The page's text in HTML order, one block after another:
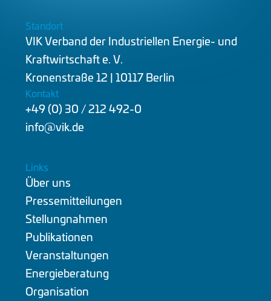
Standort
VIK Verband der Industriellen Energie- und
Kraftwirtschaft e. V.
Kronenstraße 12 | 10117 Berlin
Kontakt
+49 (0) 30 / 212 492-0
info@vik.de
Links
Über uns
Pressemitteilungen
Stellungnahmen
Publikationen
Veranstaltungen
Energieberatung
Organisation